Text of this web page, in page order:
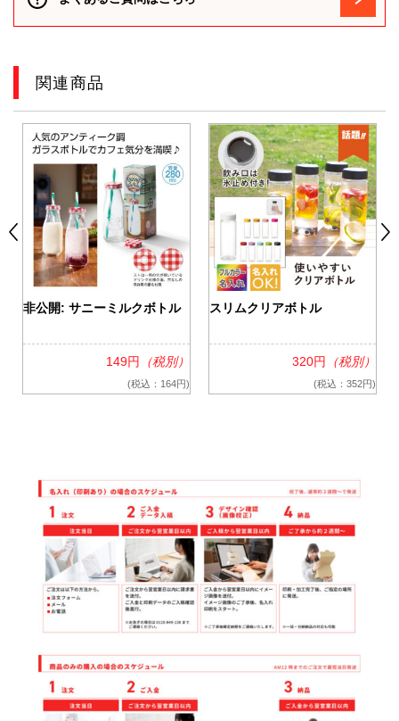
関連商品
非公開: サニーミルクボトル
149円 （税別）
(税込：164円)
スリムクリアボトル
320円 （税別）
(税込：352円)